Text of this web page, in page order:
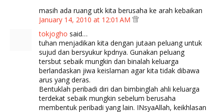
masih ada ruang utk kita berusaha ke arah kebaikan
January 14, 2010 at 12:01 AM
tokjogho said…
tuhan menjadikan kita dengan jutaan peluang untuk
sujud dan bersyukur kpdnya. Gunakan peluang
tersbut sebaik mungkin dan binalah keluarga
berlandaskan jiwa keislaman agar kita tidak dibawa
arus yang deras.
Bentuklah peribadi diri dan bimbinglah ahli keluarga
terdekat sebaik mungkin sebelum berusaha
membentuk peribadi yang lain. INsyaAllah, keikhlasan